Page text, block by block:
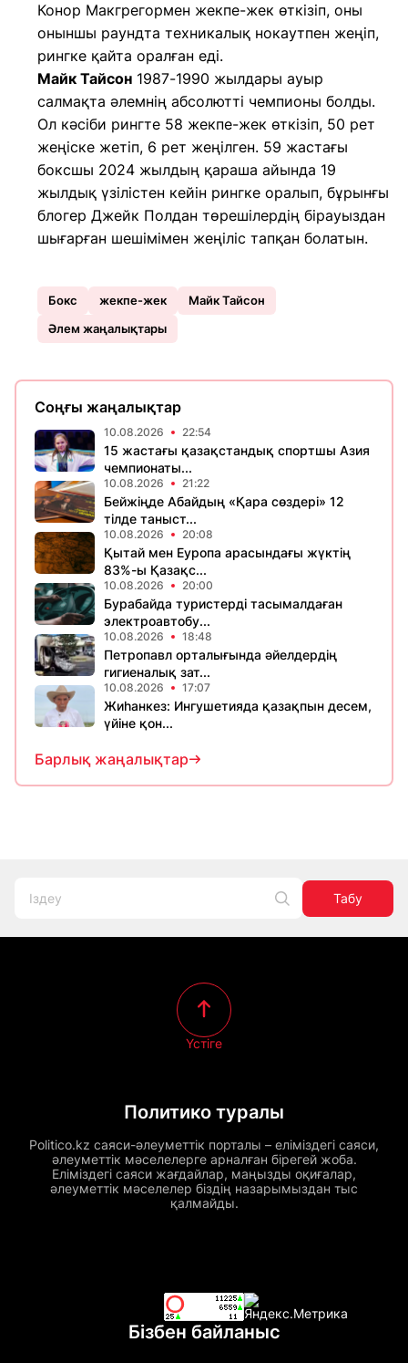
Конор Макгрегормен жекпе-жек өткізіп, оны
оныншы раундта техникалық нокаутпен жеңіп,
рингке қайта оралған еді.
Майк Тайсон 1987-1990 жылдары ауыр
салмақта әлемнің абсолютті чемпионы болды.
Ол кәсіби рингте 58 жекпе-жек өткізіп, 50 рет
жеңіске жетіп, 6 рет жеңілген. 59 жастағы
боксшы 2024 жылдың қараша айында 19
жылдық үзілістен кейін рингке оралып, бұрынғы
блогер Джейк Полдан төрешілердің бірауыздан
шығарған шешімімен жеңіліс тапқан болатын.
Бокс жекпе-жек
Майк Тайсон
Әлем жаңалықтары
Соңғы жаңалықтар
10.08.2026 22:54
15 жастағы қазақстандық спортшы Азия
чемпионаты...
10.08.2026 21:22
Бейжіңде Абайдың «Қара сөздері» 12
тілде таныст...
10.08.2026 20:08
Қытай мен Еуропа арасындағы жүктің
83%-ы Қазақс...
10.08.2026 20:00
Бурабайда туристерді тасымалдаған
электроавтобу...
10.08.2026 18:48
Петропавл орталығында әйелдердің
гигиеналық зат...
10.08.2026 17:07
Жиһанкез: Ингушетияда қазақпын десем,
үйіне қон...
Барлық жаңалықтар
Табу
Политико туралы
Politico.kz саяси-әлеуметтік порталы – еліміздегі саяси,
әлеуметтік мәселелерге арналған бірегей жоба.
Еліміздегі саяси жағдайлар, маңызды оқиғалар,
әлеуметтік мәселелер біздің назарымыздан тыс
қалмайды.
Үстіге
Бізбен байланыс